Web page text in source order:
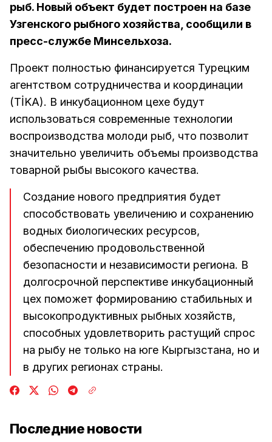
рыб. Новый объект будет построен на базе
Узгенского рыбного хозяйства, сообщили в
пресс-службе Минсельхоза.
Проект полностью финансируется Турецким
агентством сотрудничества и координации
(TİKA). В инкубационном цехе будут
использоваться современные технологии
воспроизводства молоди рыб, что позволит
значительно увеличить объемы производства
товарной рыбы высокого качества.
Создание нового предприятия будет
способствовать увеличению и сохранению
водных биологических ресурсов,
обеспечению продовольственной
безопасности и независимости региона. В
долгосрочной перспективе инкубационный
цех поможет формированию стабильных и
высокопродуктивных рыбных хозяйств,
способных удовлетворить растущий спрос
на рыбу не только на юге Кыргызстана, но и
в других регионах страны.
Последние новости